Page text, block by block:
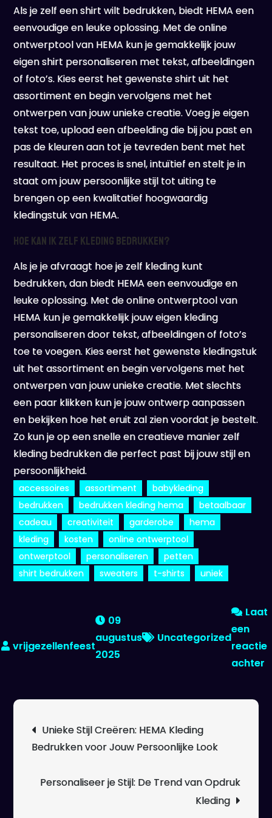
Als je zelf een shirt wilt bedrukken, biedt HEMA een
eenvoudige en leuke oplossing. Met de online
ontwerptool van HEMA kun je gemakkelijk jouw
eigen shirt personaliseren met tekst, afbeeldingen
of foto’s. Kies eerst het gewenste shirt uit het
assortiment en begin vervolgens met het
ontwerpen van jouw unieke creatie. Voeg je eigen
tekst toe, upload een afbeelding die bij jou past en
pas de kleuren aan tot je tevreden bent met het
resultaat. Het proces is snel, intuïtief en stelt je in
staat om jouw persoonlijke stijl tot uiting te
brengen op een kwalitatief hoogwaardig
kledingstuk van HEMA.
Hoe kan ik zelf kleding bedrukken?
Als je je afvraagt hoe je zelf kleding kunt
bedrukken, dan biedt HEMA een eenvoudige en
leuke oplossing. Met de online ontwerptool van
HEMA kun je gemakkelijk jouw eigen kleding
personaliseren door tekst, afbeeldingen of foto’s
toe te voegen. Kies eerst het gewenste kledingstuk
uit het assortiment en begin vervolgens met het
ontwerpen van jouw unieke creatie. Met slechts
een paar klikken kun je jouw ontwerp aanpassen
en bekijken hoe het eruit zal zien voordat je bestelt.
Zo kun je op een snelle en creatieve manier zelf
kleding bedrukken die perfect past bij jouw stijl en
persoonlijkheid.
accessoires assortiment
babykleding
bedrukken
bedrukken kleding hema
betaalbaar
cadeau
creativiteit garderobe
hema
kleding
kosten
online ontwerptool
ontwerptool
personaliseren
petten
shirt bedrukken
sweaters t-shirts uniek
09
augustus
2025
Uncategorized
Laat
een
reactie
achter
Unieke Stijl Creëren: HEMA Kleding
Bedrukken voor Jouw Persoonlijke Look
Personaliseer je Stijl: De Trend van Opdruk
Kleding